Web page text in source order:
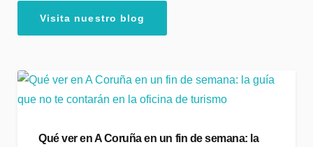
Visita nuestro blog
Qué ver en A Coruña en un fin de semana: la